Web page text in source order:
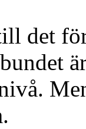
det